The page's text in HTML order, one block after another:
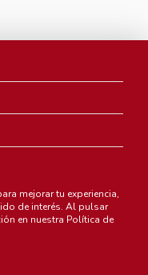
mejorar tu experiencia,
de interés. Al pulsar
en nuestra Política de